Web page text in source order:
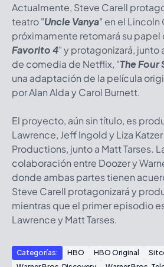
Actualmente, Steve Carell
teatro "Uncle Vanya" en el Lincoln
próximamente retomará su papel
Favorito 4" y protagonizará, junto
de comedia de Netflix, "The Four
una adaptación de la película
por Alan Alda y Carol Burnett.
El proyecto, aún sin título, es
Lawrence, Jeff Ingold y Liza
Productions, junto a Matt Tarses.
colaboración entre Doozer y
donde ambas partes tienen
Steve Carell protagonizará y
mientras que el primer episodio
Lawrence y Matt Tarses.
Categorías: HBO HBO Original